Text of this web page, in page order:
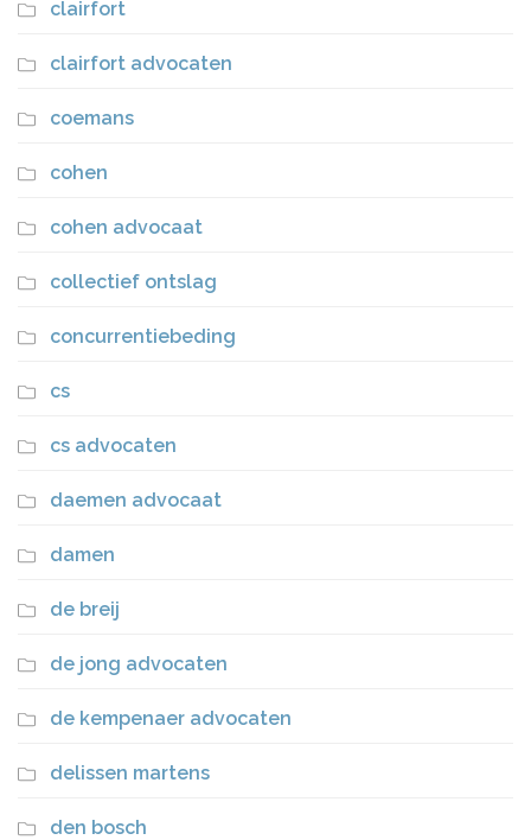
clairfort
clairfort advocaten
coemans
cohen
cohen advocaat
collectief ontslag
concurrentiebeding
cs
cs advocaten
daemen advocaat
damen
de breij
de jong advocaten
de kempenaer advocaten
delissen martens
den bosch